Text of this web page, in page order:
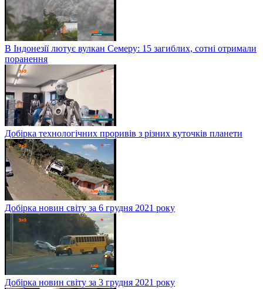
В Індонезії лютує вулкан Семеру: 15 загиблих, сотні отримали
поранення
Добірка технологічних проривів з різних куточків планети
Добірка новин світу за 6 грудня 2021 року
Добірка новин світу за 3 грудня 2021 року